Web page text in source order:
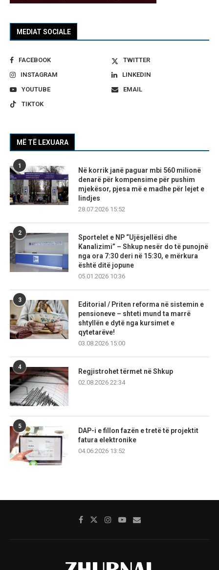
MEDIAT SOCIALE
FACEBOOK
TWITTER
INSTAGRAM
LINKEDIN
YOUTUBE
EMAIL
TIKTOK
MË TË LEXUARA
1
Në korrik janë paguar mbi 560 milionë
denarë për kompensime për pushim
mjekësor, pjesa më e madhe për lejet e
lindjes
28.07.2026 15:52
2
Sportelet e NP “Ujësjellësi dhe
Kanalizimi” – Shkup nesër do të punojnë
nga ora 7:30 deri në 15:30, e mërkura
është ditë jopune
05.01.2026 10:36
3
Editorial / Priten reforma në sistemin e
pensioneve – shteti mund ta marrë
shtyllën e dytë nga kursimet e
qytetarëve!
03.08.2026 15:00
4
Regjistrohet tërmet në Shkup
02.08.2026 22:34
5
DAP-i e fillon fazën e tretë të projektit
fatura elektronike
04.06.2026 13:52